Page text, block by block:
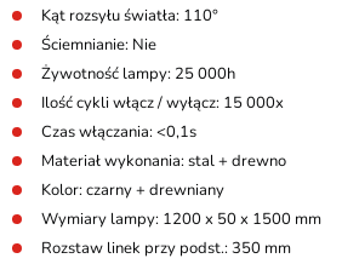
Kąt rozsyłu światła: 110°
Ściemnianie: Nie
Żywotność lampy: 25 000h
Ilość cykli włącz / wyłącz: 15 000x
Czas włączania: <0,1s
Materiał wykonania: stal + drewno
Kolor: czarny + drewniany
Wymiary lampy: 1200 x 50 x 1500 mm
Rozstaw linek przy podst.: 350 mm